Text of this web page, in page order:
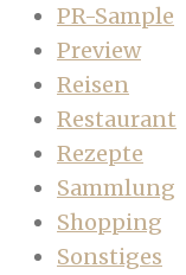
PR-Sample
Preview
Reisen
Restaurant
Rezepte
Sammlung
Shopping
Sonstiges